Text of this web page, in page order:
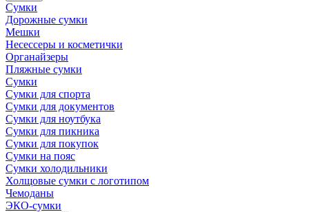
Сумки
Дорожные сумки
Мешки
Несессеры и косметички
Органайзеры
Пляжные сумки
Сумки
Сумки для спорта
Сумки для документов
Сумки для ноутбука
Сумки для пикника
Сумки для покупок
Сумки на пояс
Сумки холодильники
Холщовые сумки с логотипом
Чемоданы
ЭКО-сумки